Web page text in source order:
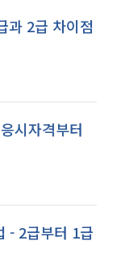
과 2급 차이점
시자격부터
- 2급부터 1급